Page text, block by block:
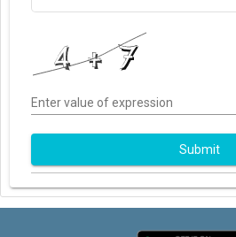
Enter value of expression
Submit